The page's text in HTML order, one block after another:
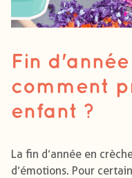
Fin
comment
enfant ?
La fin d’année en
d’émotions. Pour